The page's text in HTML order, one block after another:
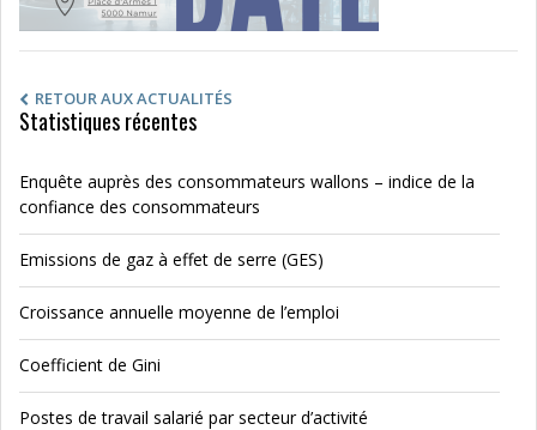
RETOUR AUX ACTUALITÉS
Statistiques récentes
Enquête auprès des consommateurs wallons – indice de la
confiance des consommateurs
Emissions de gaz à effet de serre (GES)
Croissance annuelle moyenne de l’emploi
Coefficient de Gini
Postes de travail salarié par secteur d’activité